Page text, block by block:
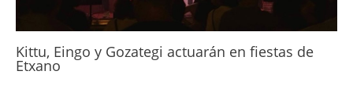
Kittu, Eingo y Gozategi actuarán en fiestas de
Etxano